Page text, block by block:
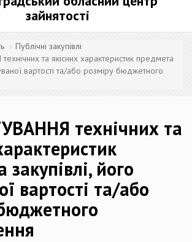
зайнятості
Публічні закупівлі
та якісних характеристик предмета
вартості та/або розміру бюджетного
технічних та
його
вартості та/або